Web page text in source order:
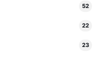
52
22
23